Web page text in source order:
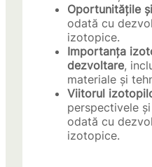
Oportunitățile
odată cu
izotopice.
Importanța
dezvoltare,
materiale și
Viitorul
perspectivele
odată cu
izotopice.